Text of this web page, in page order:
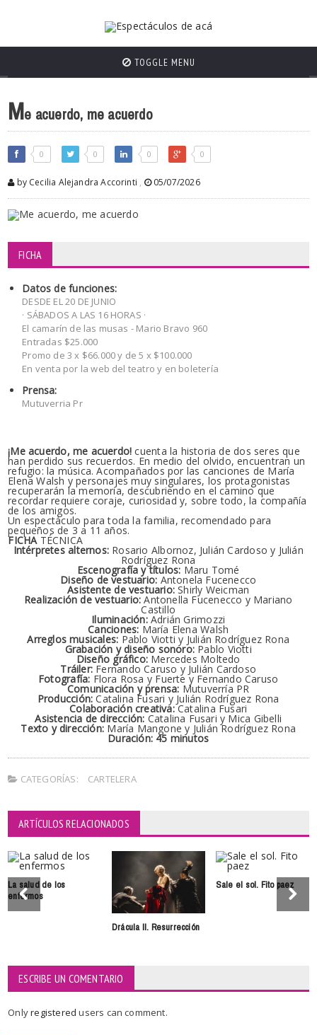
TOGGLE MENU
Me acuerdo, me acuerdo
0 0 0 0
by Cecilia Alejandra Accorinti , 05/07/2026
FICHA
Datos de funciones:
DESDE EL 20 DE JUNIO
· SÁBADOS A LAS 16 HORAS ·
El camarín de las musas - Mario Bravo 960
Entradas $25.000
Promo de 3 x $66.000 y de 5 x $100.000
En venta por la web del teatro y en boletería
Prensa:
Mutuverria Pr
¡Me acuerdo, me acuerdo! cuenta la historia de dos seres que
han perdido sus recuerdos. En medio del olvido, encuentran un
refugio: la música. Acompañados por las canciones de María
Elena Walsh y personajes muy singulares, los protagonistas
recuperarán la memoria, descubriendo en el camino que
recordar requiere coraje, curiosidad y, sobre todo, la compañía
de los amigos.
Un espectáculo para toda la familia, recomendado para
pequeños de 3 a 11 años.
FICHATÉCNICA
Intérpretes alternos: Rosario Albornoz, Julián Cardoso y Julián
Rodríguez Rona
Escenografía y títulos: Maru Tomé
Diseño de vestuario: Antonela Fucenecco
Asistente de vestuario: Shirly Weicman
Realización de vestuario: Antonella Fucenecco y Mariano
Castillo
Iluminación:Adrián Grimozzi
Canciones: María Elena Walsh
Arreglos musicales: Pablo Viotti y Julián Rodríguez Rona
Grabación y diseño sonoro: Pablo Viotti
Diseño gráfico:Mercedes Moltedo
Tráiler: Fernando Caruso y Julián Cardoso
Fotografía: Flora Rosa y Fuerte y Fernando Caruso
Comunicación y prensa: Mutuverría PR
Producción: Catalina Fusari y Julián Rodríguez Rona
Colaboración creativa:Catalina Fusari
Asistencia de dirección: Catalina Fusari y Mica Gibelli
Texto y dirección: María Mangone y Julián Rodríguez Rona
Duración: 45 minutos
CATEGORÍAS: CARTELERA
ARTÍCULOS RELACIONADOS
La salud de los
enfermos
Drácula II. Resurrección
Sale el sol. Fito paez
ESCRIBE UN COMENTARIO
Onlyregisteredusers can comment.